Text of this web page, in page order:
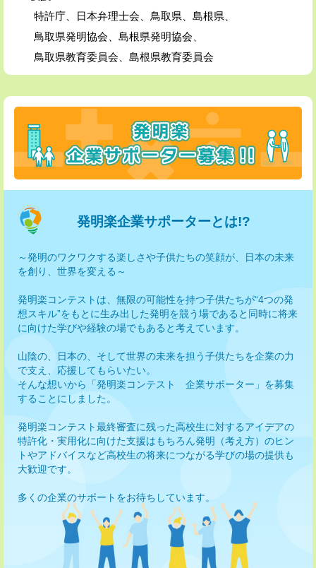
特許庁、日本弁理士会、鳥取県、島根県、
鳥取県発明協会、島根県発明協会、
鳥取県教育委員会、島根県教育委員会
発明楽企業サポーターとは!?
～発明のワクワクする楽しさや子供たちの笑顔が、日本の未来
を創り、世界を変える～
発明楽コンテストは、無限の可能性を持つ子供たちが“4つの発
想スキル”をもとに生み出した発明を競う場であると同時に将来
に向けた学びや経験の場でもあると考えています。
山陰の、日本の、そして世界の未来を担う子供たちを企業の力
で支え、応援してもらいたい。
そんな想いから「発明楽コンテスト 企業サポーター」を募集
することにしました。
発明楽コンテスト最終審査に残った高校生に対するアイデアの
特許化・実用化に向けた支援はもちろん発明（考え方）のヒン
トやアドバイスなど高校生の将来につながる学びの場の提供も
大歓迎です。
多くの企業のサポートをお待ちしています。